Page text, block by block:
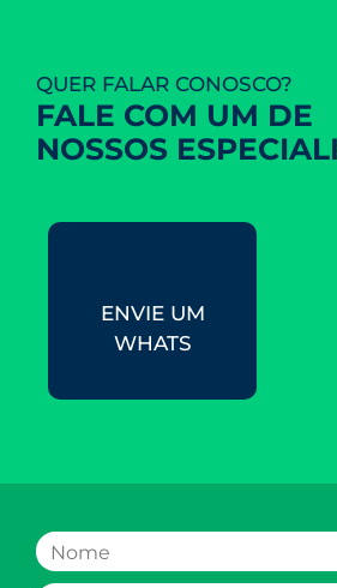
QUER FALAR CONOSCO?
FALE COM UM DE
NOSSOS
ENVIE UM
WHATS